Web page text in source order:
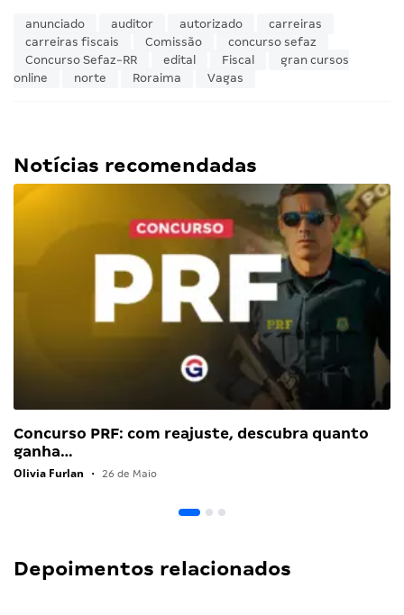
anunciado auditor autorizado
carreiras
carreiras fiscais
Comissão
concurso sefaz
Concurso Sefaz-RR
edital Fiscal
gran cursos
online
norte Roraima Vagas
Notícias recomendadas
Concurso PRF: com reajuste, descubra quanto
ganha…
Olivia Furlan • 26 de Maio
Depoimentos relacionados